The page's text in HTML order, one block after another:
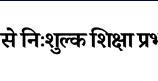
निःशुल्क शिक्षा